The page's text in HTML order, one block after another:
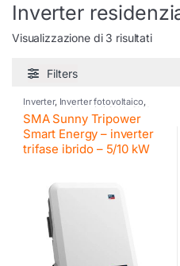
Inverter
Visualizzazione di 3 risultati
Filters
Inverter, Inverter fotovoltaico,
Inverter residenziali SMA SMA
SMA Sunny Tripower
Smart Energy – inverter
trifase ibrido – 5/10 kW